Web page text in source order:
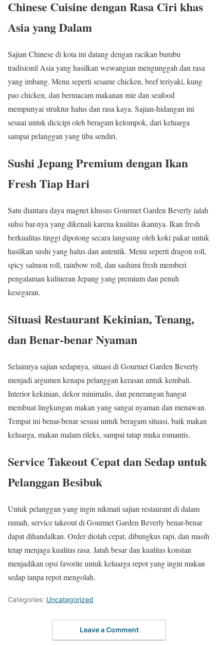
Chinese Cuisine dengan Rasa Ciri khas
Asia yang Dalam
Sajian Chinese di kota ini datang dengan racikan bumbu
tradisionil Asia yang hasilkan wewangian mengunggah dan rasa
yang imbang. Menu seperti sesame chicken, beef teriyaki, kung
pao chicken, dan bermacam makanan mie dan seafood
mempunyai struktur halus dan rasa kaya. Sajian-hidangan ini
sesuai untuk dicicipi oleh beragam kelompok, dari keluarga
sampai pelanggan yang tiba sendiri.
Sushi Jepang Premium dengan Ikan
Fresh Tiap Hari
Satu diantara daya magnet khusus Gourmet Garden Beverly ialah
suhsi bar-nya yang dikenali karena kualitas ikannya. Ikan fresh
berkualitas tinggi dipotong secara langsung oleh koki pakar untuk
hasilkan sushi yang halus dan autentik. Menu seperti dragon roll,
spicy salmon roll, rainbow roll, dan sashimi fresh memberi
pengalaman kulineran Jepang yang premium dan penuh
kesegaran.
Situasi Restaurant Kekinian, Tenang,
dan Benar-benar Nyaman
Selainnya sajian sedapnya, situasi di Gourmet Garden Beverly
menjadi argumen kenapa pelanggan kerasan untuk kembali.
Interior kekinian, dekor minimalis, dan penerangan hangat
membuat lingkungan makan yang sangat nyaman dan menawan.
Tempat ini benar-benar sesuai untuk beragam situasi, baik makan
keluarga, makan malam rileks, sampai tatap muka romantis.
Service Takeout Cepat dan Sedap untuk
Pelanggan Besibuk
Untuk pelanggan yang ingin nikmati sajian restaurant di dalam
rumah, service takeout di Gourmet Garden Beverly benar-benar
dapat dihandalkan. Order diolah cepat, dibungkus rapi, dan masih
tetap menjaga kualitas rasa. Jatah besar dan kualitas konstan
menjadikan opsi favorite untuk keluarga repot yang ingin makan
sedap tanpa repot mengolah.
Categories: Uncategorized
Leave a Comment